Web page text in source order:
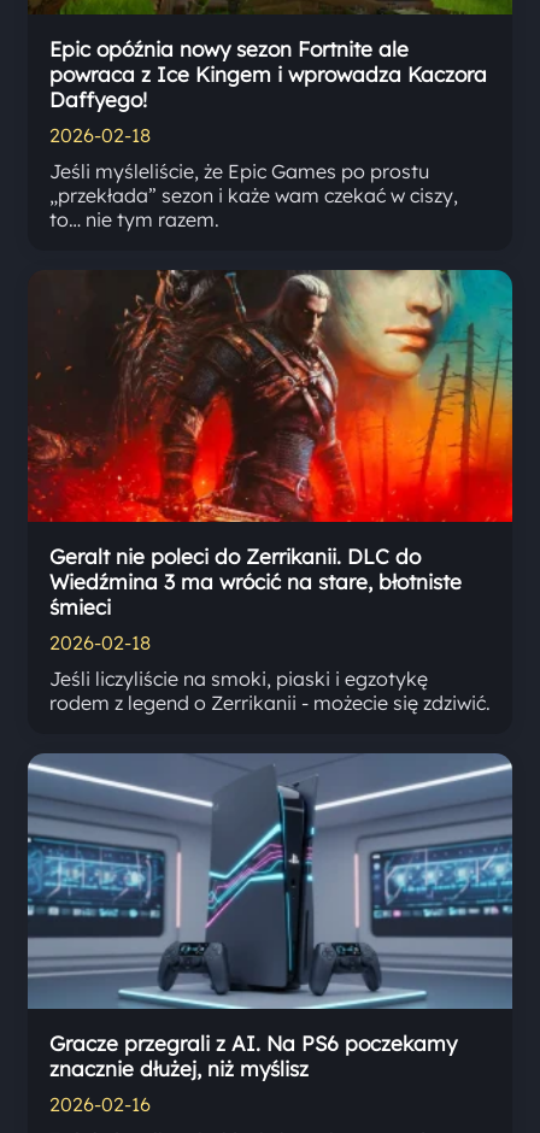
Epic opóźnia nowy sezon Fortnite ale
powraca z Ice Kingem i wprowadza Kaczora
Daffyego!
2026-02-18
Jeśli myśleliście, że Epic Games po prostu
„przekłada” sezon i każe wam czekać w ciszy,
to… nie tym razem.
Geralt nie poleci do Zerrikanii. DLC do
Wiedźmina 3 ma wrócić na stare, błotniste
śmieci
2026-02-18
Jeśli liczyliście na smoki, piaski i egzotykę
rodem z legend o Zerrikanii - możecie się zdziwić.
Gracze przegrali z AI. Na PS6 poczekamy
znacznie dłużej, niż myślisz
2026-02-16